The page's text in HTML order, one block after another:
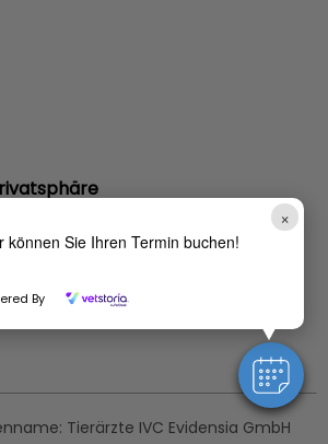
×
können Sie Ihren Termin buchen!
By
Tierärzte IVC Evidensia GmbH